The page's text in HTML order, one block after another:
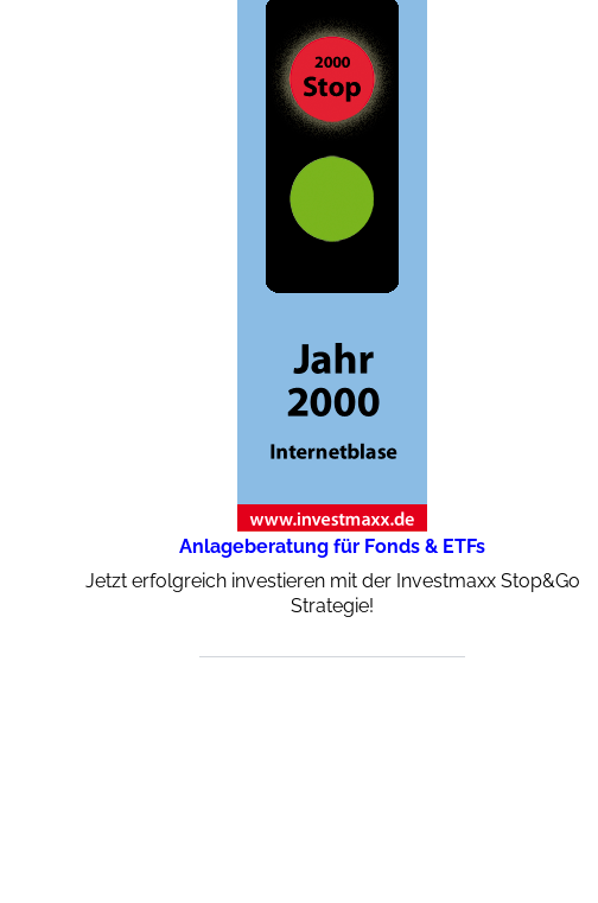
Anlageberatung für Fonds & ETFs
Jetzt erfolgreich investieren mit der Investmaxx Stop&Go
Strategie!